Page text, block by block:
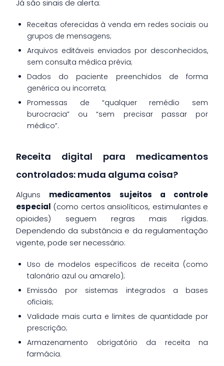
Já são sinais de alerta:
Receitas oferecidas à venda em redes sociais ou
grupos de mensagens;
Arquivos editáveis enviados por desconhecidos,
sem consulta médica prévia;
Dados do paciente preenchidos de forma
genérica ou incorreta;
Promessas de “qualquer remédio sem
burocracia” ou “sem precisar passar por
médico”.
Receita digital para medicamentos
controlados: muda alguma coisa?
Alguns medicamentos sujeitos a controle
especial (como certos ansiolíticos, estimulantes e
opioides) seguem regras mais rígidas.
Dependendo da substância e da regulamentação
vigente, pode ser necessário:
Uso de modelos específicos de receita (como
talonário azul ou amarelo);
Emissão por sistemas integrados a bases
oficiais;
Validade mais curta e limites de quantidade por
prescrição;
Armazenamento obrigatório da receita na
farmácia.